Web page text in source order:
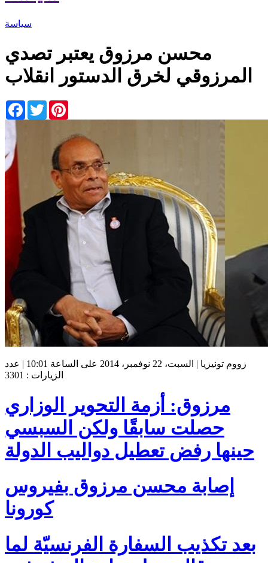
سياسة
محسن مرزوق يعتبر تصدي
المرزوقي لخرق الدستور انقلاب
Facebook
Twitter
زووم تونيزيا | السبت، 22 نوفمبر، 2014 على الساعة 10:01 | عدد
الزيارات : 3301
مرزوق: أزمة التحوير الوزاري
حصلت سابقًا ولكن السبسي
حينها رفض تعطيل دواليب الدولة
إصابة محسن مرزوق بفيروس
كورونا
بعد تكذيب السفارة الفرنسيّة لما